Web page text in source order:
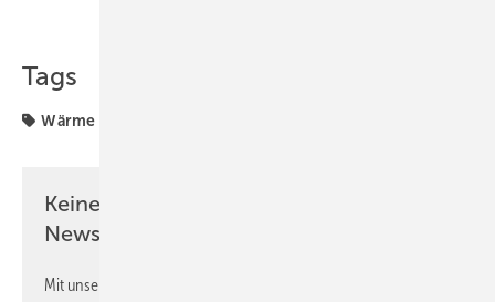
Tags
Wärme
Keine Zeit? Kein Problem mit dem PV
Newsletter!
Mit unserem Newsletter erhalten Sie regelmäßig von uns